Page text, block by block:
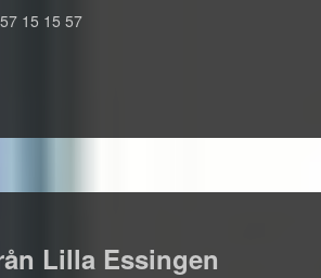
15 15 57
Lilla Essingen